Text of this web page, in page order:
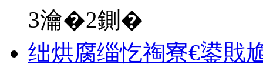
3瀹�2鍘�
绌烘腐缁忔祹寮€鍙戝